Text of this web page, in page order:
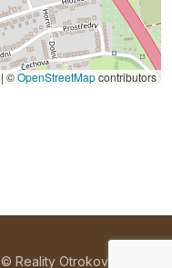
| ©OpenStreetMapcontributors
© Reality Otrokovice 2026